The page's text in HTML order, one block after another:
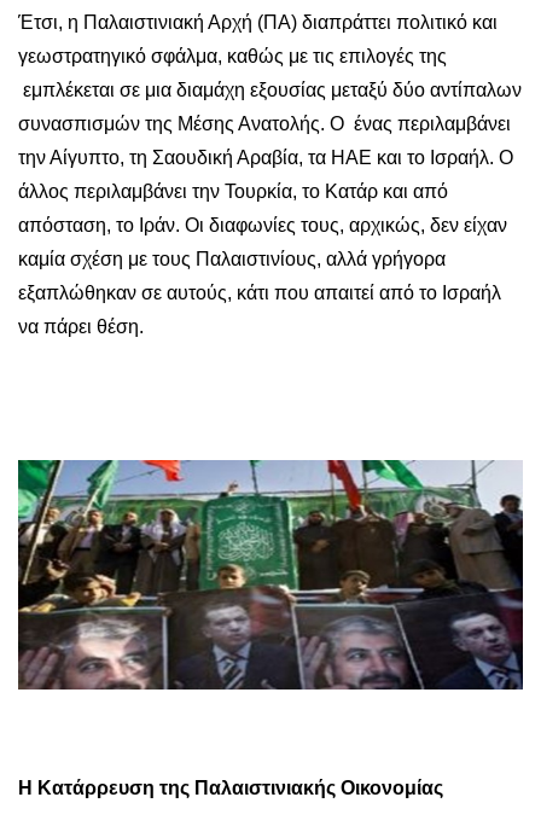
Έτσι, η Παλαιστινιακή Αρχή (ΠΑ) διαπράττει πολιτικό και
γεωστρατηγικό σφάλμα, καθώς με τις επιλογές της
εμπλέκεται σε μια διαμάχη εξουσίας μεταξύ δύο αντίπαλων
συνασπισμών της Μέσης Ανατολής. Ο ένας περιλαμβάνει
την Αίγυπτο, τη Σαουδική Αραβία, τα ΗΑΕ και το Ισραήλ. Ο
άλλος περιλαμβάνει την Τουρκία, το Κατάρ και από
απόσταση, το Ιράν. Οι διαφωνίες τους, αρχικώς, δεν είχαν
καμία σχέση με τους Παλαιστινίους, αλλά γρήγορα
εξαπλώθηκαν σε αυτούς, κάτι που απαιτεί από το Ισραήλ
να πάρει θέση.
Η Κατάρρευση της Παλαιστινιακής Οικονομίας